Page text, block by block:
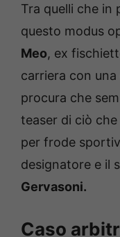
Tra quelli che in
questo modus
Meo, ex
carriera con
procura che
teaser di ciò
per frode
designatore e il
Gervasoni.
Caso